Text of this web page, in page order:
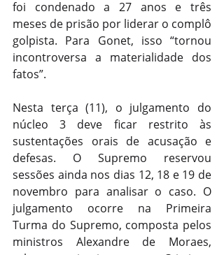
foi condenado a 27 anos e três
meses de prisão por liderar o complô
golpista. Para Gonet, isso “tornou
incontroversa a materialidade dos
fatos”.
Nesta terça (11), o julgamento do
núcleo 3 deve ficar restrito às
sustentações orais de acusação e
defesas. O Supremo reservou
sessões ainda nos dias 12, 18 e 19 de
novembro para analisar o caso. O
julgamento ocorre na Primeira
Turma do Supremo, composta pelos
ministros Alexandre de Moraes,